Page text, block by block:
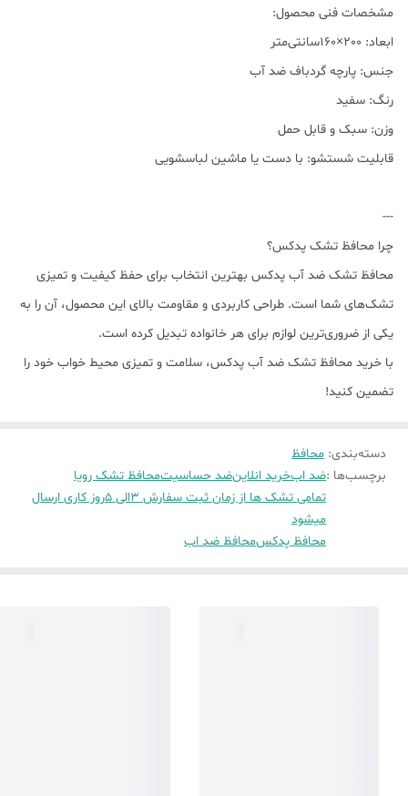
مشخصات فنی محصول:
ابعاد: 200×160سانتی‌متر
جنس: پارچه گردباف ضد آب
رنگ: سفید
وزن: سبک و قابل حمل
قابلیت شستشو: با دست یا ماشین لباسشویی
---
چرا محافظ تشک پدکس؟
محافظ تشک ضد آب پدکس بهترین انتخاب برای حفظ کیفیت و تمیزی
تشک‌های شما است. طراحی کاربردی و مقاومت بالای این محصول، آن را به
یکی از ضروری‌ترین لوازم برای هر خانواده تبدیل کرده است.
با خرید محافظ تشک ضد آب پدکس، سلامت و تمیزی محیط خواب خود را
تضمین کنید!
دسته‌بندی: محافظ
برچسب‌ها :ضد ابخرید انلاینضد حساسیتمحافظ تشک رویا
تمامی تشک ها از زمان ثبت سفارش 3الی 5روز کاری ارسال
میشود
محافظ پدکسمحافظ ضد اب